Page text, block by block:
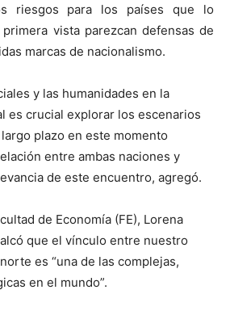
riesgos para los países que lo
vista parezcan defensas de
marcas de nacionalismo.
y las humanidades en la
es crucial explorar los escenarios
plazo en este momento
entre ambas naciones y
de este encuentro, agregó.
de Economía (FE), Lorena
que el vínculo entre nuestro
es “una de las complejas,
en el mundo”.